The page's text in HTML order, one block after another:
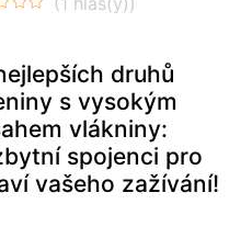
druhů
s vysokým
vlákniny:
spojenci pro
vašeho zažívání!